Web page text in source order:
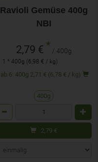
Ravioli Gemüse 400g
NBI
2,79 € * / 400g
1 * 400g (6,98 € / kg)
ab 6: 400g 2,71 € (6,78 € / kg)
400g
2,79 €